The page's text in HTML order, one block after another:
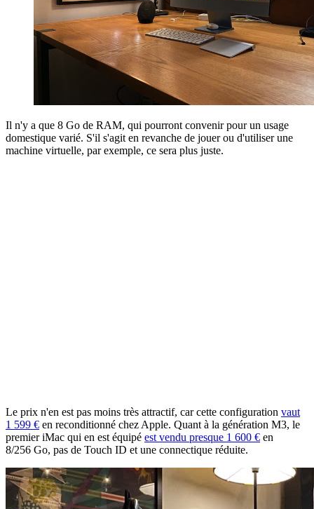
Il n'y a que 8 Go de RAM, qui pourront convenir pour un usage
domestique varié. S'il s'agit en revanche de jouer ou d'utiliser une
machine virtuelle, par exemple, ce sera plus juste.
Le prix n'en est pas moins très attractif, car cette configuration vaut
1 599 € en reconditionné chez Apple. Quant à la génération M3, le
premier iMac qui en est équipé est vendu presque 1 600 € en
8/256 Go, pas de Touch ID et une connectique réduite.